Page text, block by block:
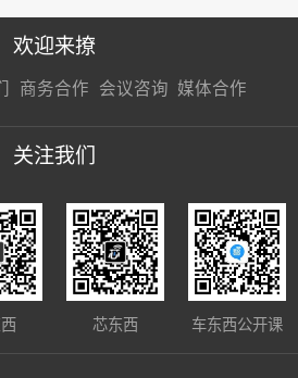
欢迎来撩
商务合作
接开聊
会议咨询 媒体合作
接开聊
关注我们
芯东西 车东西公开课